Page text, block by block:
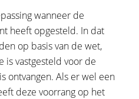
wanneer de
heeft opgesteld. In dat
op basis van de wet,
is vastgesteld voor de
ontvangen. Als er wel een
deze voorrang op het